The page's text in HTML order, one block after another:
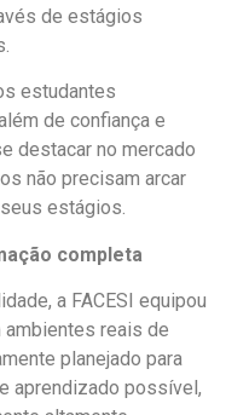
de estágios
estudantes
de confiança e
destacar no mercado
não precisam arcar
estágios.
completa
a FACESI equipou
reais de
planejado para
aprendizado possível,